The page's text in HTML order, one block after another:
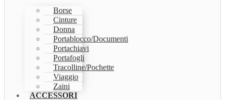
Borse
Cinture
Donna
Portablocco/Documenti
Portachiavi
Portafogli
Tracolline/Pochette
Viaggio
Zaini
ACCESSORI